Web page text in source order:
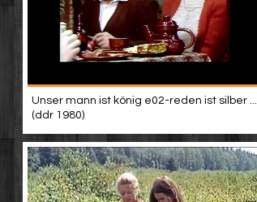
Unser mann ist könig e02-reden ist silber ...
(ddr 1980)